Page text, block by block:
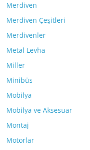
Merdiven
Merdiven Çeşitleri
Merdivenler
Metal Levha
Miller
Minibüs
Mobilya
Mobilya ve Aksesuar
Montaj
Motorlar